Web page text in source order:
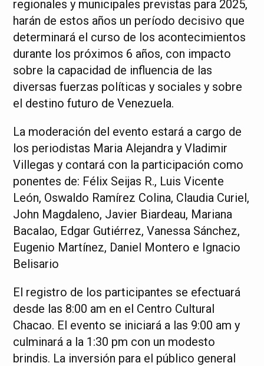
regionales y municipales previstas para 2025,
harán de estos años un período decisivo que
determinará el curso de los acontecimientos
durante los próximos 6 años, con impacto
sobre la capacidad de influencia de las
diversas fuerzas políticas y sociales y sobre
el destino futuro de Venezuela.
La moderación del evento estará a cargo de
los periodistas Maria Alejandra y Vladimir
Villegas y contará con la participación como
ponentes de: Félix Seijas R., Luis Vicente
León, Oswaldo Ramírez Colina, Claudia Curiel,
John Magdaleno, Javier Biardeau, Mariana
Bacalao, Edgar Gutiérrez, Vanessa Sánchez,
Eugenio Martínez, Daniel Montero e Ignacio
Belisario
El registro de los participantes se efectuará
desde las 8:00 am en el Centro Cultural
Chacao. El evento se iniciará a las 9:00 am y
culminará a la 1:30 pm con un modesto
brindis. La inversión para el público general